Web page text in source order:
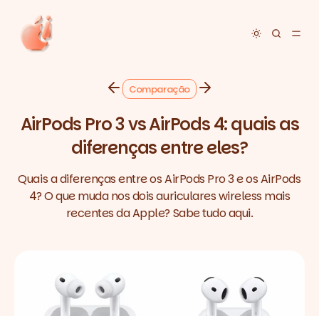
Toggle
Comparação
AirPods Pro 3 vs AirPods 4: quais as
diferenças entre eles?
Quais a diferenças entre os AirPods Pro 3 e os AirPods
4? O que muda nos dois auriculares wireless mais
recentes da Apple? Sabe tudo aqui.